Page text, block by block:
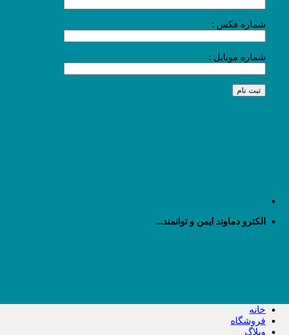
شماره فکس :
شماره موبایل :
الکترو دماوند ایمن و توانمند...
خانه
فروشگاه
وبلاگ